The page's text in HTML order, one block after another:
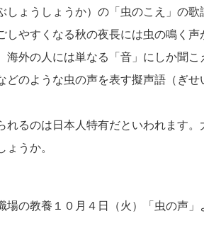
ょうしょうか）の「虫のこえ」の
しやすくなる秋の夜長には虫の鳴く声
外の人には単なる「音」にしか聞
どのような虫の声を表す擬声語（ぎ
るのは日本人特有だといわれます
ょうか。
の教養１０月４日（火）「虫の声」